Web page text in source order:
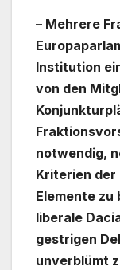
– Mehrere
Institution
von den
notwendig,
Kriterien der
Elemente
liberale
gestrigen
unverblümt